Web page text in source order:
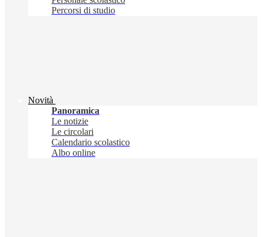
Percorsi di studio
Novità
Panoramica
Le notizie
Le circolari
Calendario scolastico
Albo online